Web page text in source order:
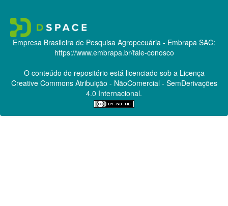
Empresa Brasileira de Pesquisa Agropecuária - Embrapa SAC:
https://www.embrapa.br/fale-conosco
O conteúdo do repositório está licenciado sob a Licença
Creative CommonsAtribuição - NãoComercial - SemDerivações
4.0 Internacional.